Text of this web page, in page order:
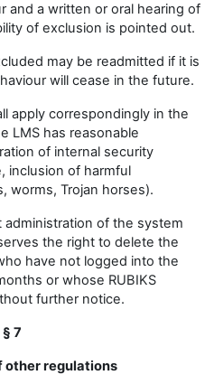
and a written or oral hearing of
of exclusion is pointed out.
may be readmitted if it is
will cease in the future.
apply correspondingly in the
LMS has reasonable
of internal security
inclusion of harmful
worms, Trojan horses).
of the system
the right to delete the
have not logged into the
or whose RUBIKS
further notice.
§ 7
other regulations